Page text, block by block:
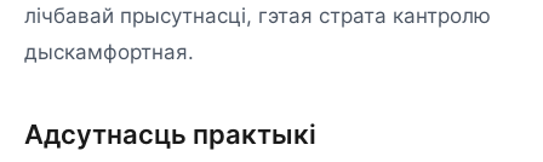
лічбавай прысутнасці, гэтая страта кантролю
дыскамфортная.
Адсутнасць практыкі